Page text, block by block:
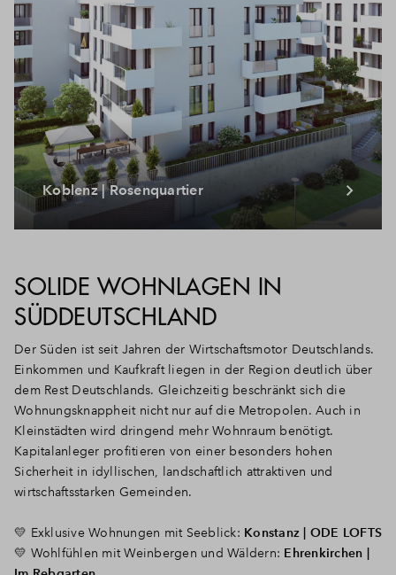
Koblenz | Rosenquartier
SOLIDE WOHNLAGEN IN
SÜDDEUTSCHLAND
Der Süden ist seit Jahren der Wirtschaftsmotor Deutschlands.
Einkommen und Kaufkraft liegen in der Region deutlich über
dem Rest Deutschlands. Gleichzeitig beschränkt sich die
Wohnungsknappheit nicht nur auf die Metropolen. Auch in
Kleinstädten wird dringend mehr Wohnraum benötigt.
Kapitalanleger profitieren von einer besonders hohen
Sicherheit in idyllischen, landschaftlich attraktiven und
wirtschaftsstarken Gemeinden.
💛 Exklusive Wohnungen mit Seeblick: Konstanz | ODE LOFTS
💛 Wohlfühlen mit Weinbergen und Wäldern: Ehrenkirchen |